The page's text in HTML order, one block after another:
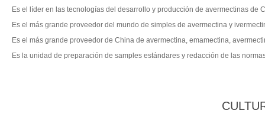
Es el líder en las tecnologías del desarrollo y producción de avermectinas de
Es el más grande proveedor del mundo de simples de avermectina y
Es el más grande proveedor de China de avermectina, emamectina,
Es la unidad de preparación de samples estándares y redacción de las